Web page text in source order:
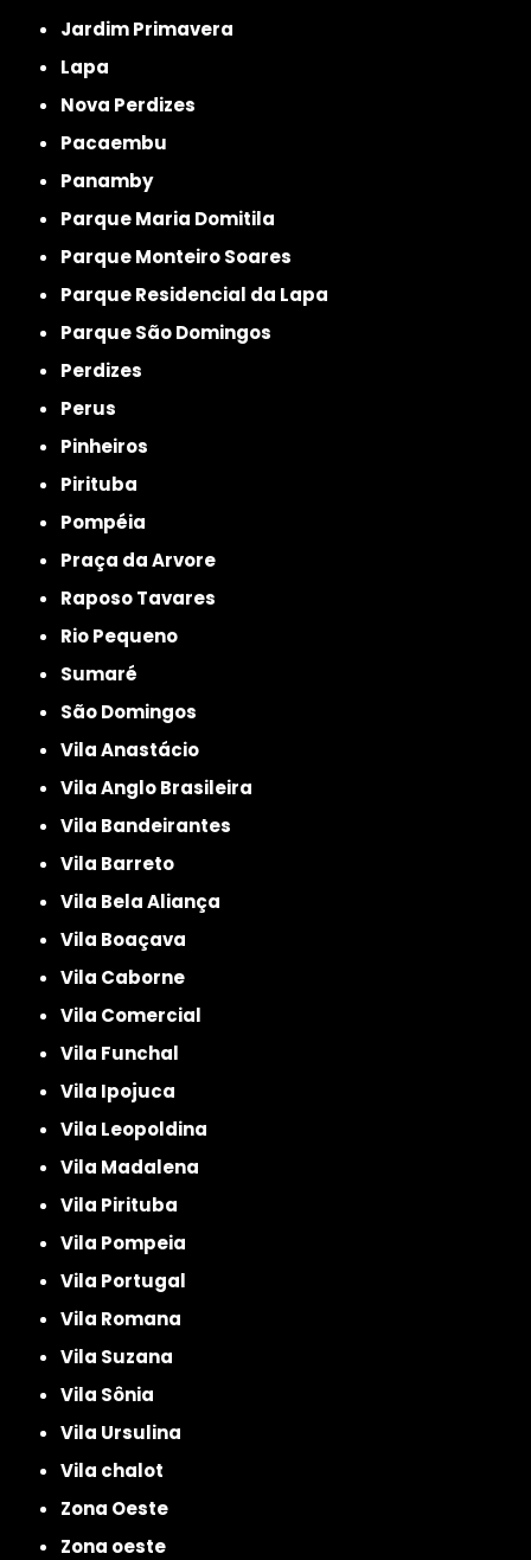
Jardim Primavera
Lapa
Nova Perdizes
Pacaembu
Panamby
Parque Maria Domitila
Parque Monteiro Soares
Parque Residencial da Lapa
Parque São Domingos
Perdizes
Perus
Pinheiros
Pirituba
Pompéia
Praça da Arvore
Raposo Tavares
Rio Pequeno
Sumaré
São Domingos
Vila Anastácio
Vila Anglo Brasileira
Vila Bandeirantes
Vila Barreto
Vila Bela Aliança
Vila Boaçava
Vila Caborne
Vila Comercial
Vila Funchal
Vila Ipojuca
Vila Leopoldina
Vila Madalena
Vila Pirituba
Vila Pompeia
Vila Portugal
Vila Romana
Vila Suzana
Vila Sônia
Vila Ursulina
Vila chalot
Zona Oeste
Zona oeste